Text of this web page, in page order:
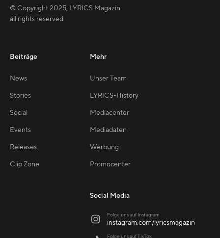
© Copyright2025, LYRICS Magazin
all rights reserved
Beiträge
News
Stories
Social
Events
Releases
Clip Zone
Mehr
Unser Team
LYRICS-History
Mediacenter
Mediadaten
Werbung
Promocenter
Social Media
 Folge uns auf Instagram
instagram.com/lyricsmagazin
Folge uns auf TikTok